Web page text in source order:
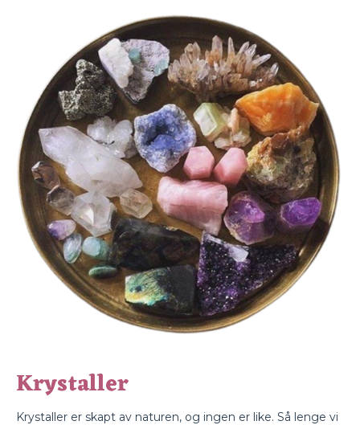
Krystaller
Krystaller er skapt av naturen, og ingen er like. Så lenge vi